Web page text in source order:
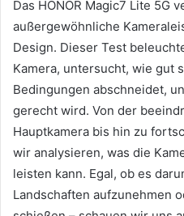
Das HONOR Magic7 Lite 5G
außergewöhnliche
Design. Dieser Test
Kamera, untersucht, wie gut
Bedingungen abschneidet,
gerecht wird. Von der
Hauptkamera bis hin zu
wir analysieren, was die
leisten kann. Egal, ob es
Landschaften aufzunehmen